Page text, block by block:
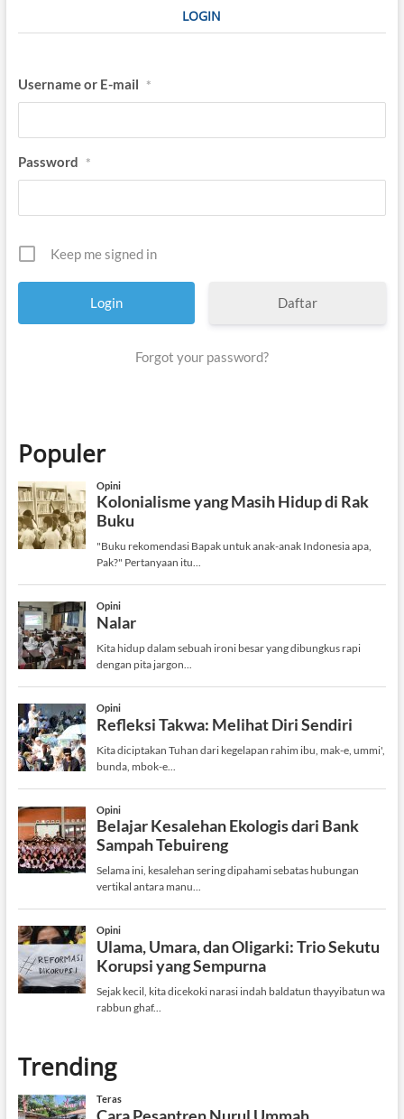
LOGIN
Username or E-mail *
Password *
Keep me signed in
Daftar
Forgot your password?
Populer
Trending